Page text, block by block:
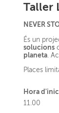
Taller
NEVER
És un
solucions
planeta .
Places
Hora
11.00